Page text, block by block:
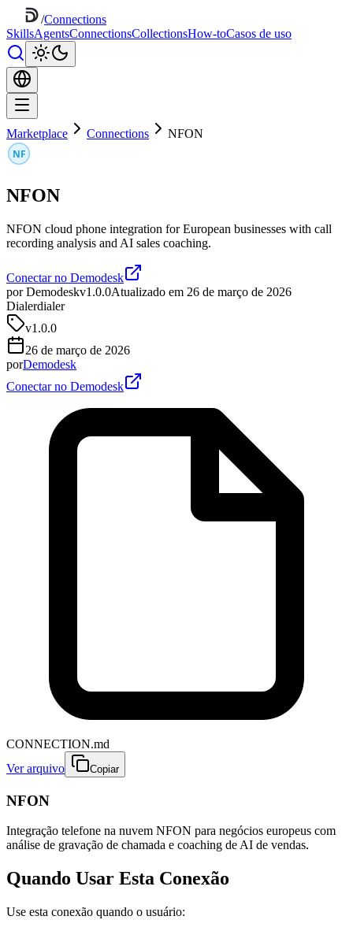
/Connections
SkillsAgentsConnectionsCollectionsHow-toCasos de uso
Marketplace Connections NFON
NFON
NFON cloud phone integration for European businesses with call
recording analysis and AI sales coaching.
Conectar no Demodesk
por Demodeskv1.0.0Atualizado em 26 de março de 2026
Dialerdialer
v1.0.0
26 de março de 2026
porDemodesk
Conectar no Demodesk
CONNECTION.md
Ver arquivo
Copiar
NFON
Integração telefone na nuvem NFON para negócios europeus com
análise de gravação de chamada e coaching de AI de vendas.
Quando Usar Esta Conexão
Use esta conexão quando o usuário: